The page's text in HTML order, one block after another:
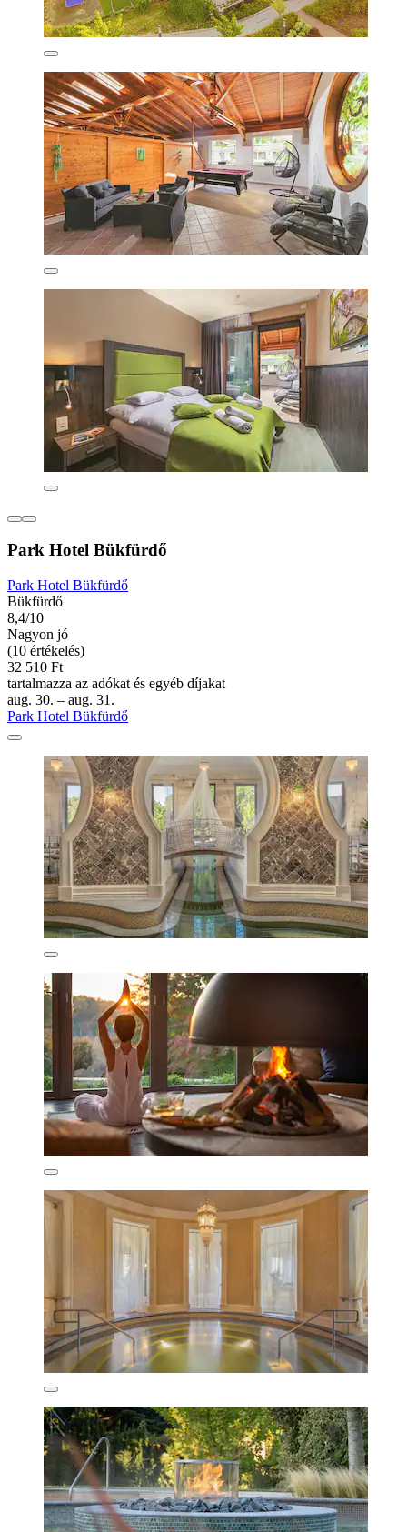
Park Hotel Bükfürdő
Park Hotel Bükfürdő
Bükfürdő
8,4/10
Nagyon jó
(10 értékelés)
32 510 Ft
tartalmazza az adókat és egyéb díjakat
aug. 30. – aug. 31.
Park Hotel Bükfürdő